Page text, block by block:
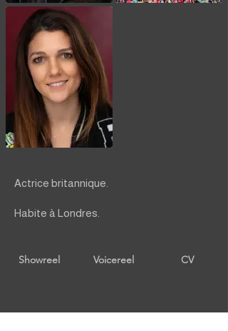
Actrice britannique.
Habite à Londres.
Showreel Voicereel CV